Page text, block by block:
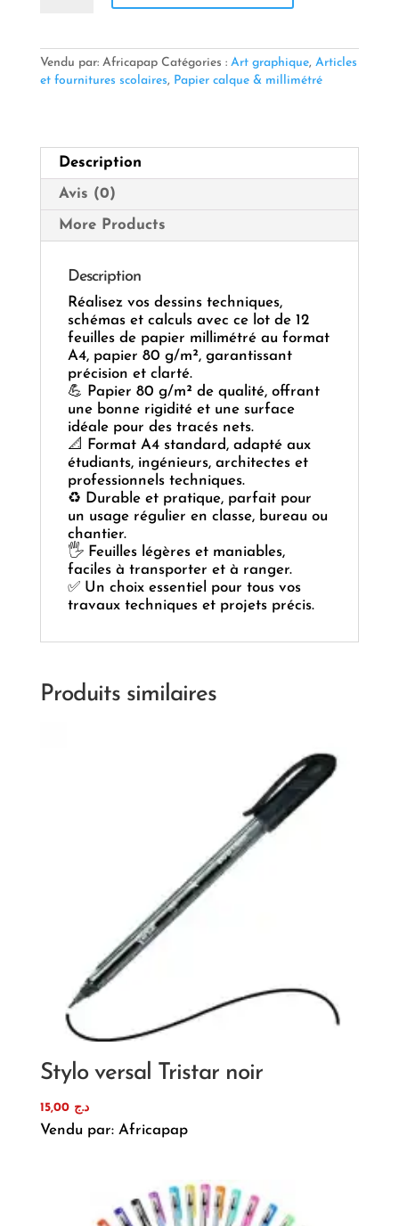
A4
80
—
Précision
Technique
📏
Vendu par: Africapap Catégories : Art graphique, Articles
et fournitures scolaires, Papier calque & millimétré
Description
Avis (0)
More Products
Description
Réalisez vos dessins techniques,
schémas et calculs avec ce lot de 12
feuilles de papier millimétré au format
A4, papier 80 g/m², garantissant
précision et clarté.
💪 Papier 80 g/m² de qualité, offrant
une bonne rigidité et une surface
idéale pour des tracés nets.
📐 Format A4 standard, adapté aux
étudiants, ingénieurs, architectes et
professionnels techniques.
♻️ Durable et pratique, parfait pour
un usage régulier en classe, bureau ou
chantier.
🖐️ Feuilles légères et maniables,
faciles à transporter et à ranger.
✅ Un choix essentiel pour tous vos
travaux techniques et projets précis.
Produits similaires
Stylo versal Tristar noir
د.ج 15,00
Vendu par: Africapap